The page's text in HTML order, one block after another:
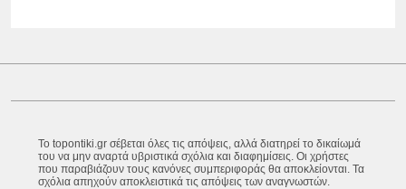
Το topontiki.gr σέβεται όλες τις απόψεις, αλλά διατηρεί το δικαίωμά
του να μην αναρτά υβριστικά σχόλια και διαφημίσεις. Οι χρήστες
που παραβιάζουν τους κανόνες συμπεριφοράς θα αποκλείονται. Τα
σχόλια απηχούν αποκλειστικά τις απόψεις των αναγνωστών.